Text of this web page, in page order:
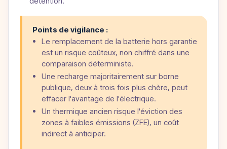
Points de vigilance :
Le remplacement de la batterie hors garantie
est un risque coûteux, non chiffré dans une
comparaison déterministe.
Une recharge majoritairement sur borne
publique, deux à trois fois plus chère, peut
effacer l'avantage de l'électrique.
Un thermique ancien risque l'éviction des
zones à faibles émissions (ZFE), un coût
indirect à anticiper.